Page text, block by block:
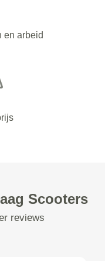
en arbeid
Scooters
reviews